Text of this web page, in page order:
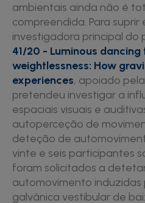
ambientais ainda não é
compreendida. Para suprir
investigadora principal
41/20 - Luminous dancing
weightlessness: How
experiences, apoiado
pretendeu investigar a
espaciais visuais e
autoperceção de
deteção de
vinte e seis participantes
foram solicitados a
automovimento induzidas
galvânica vestibular de